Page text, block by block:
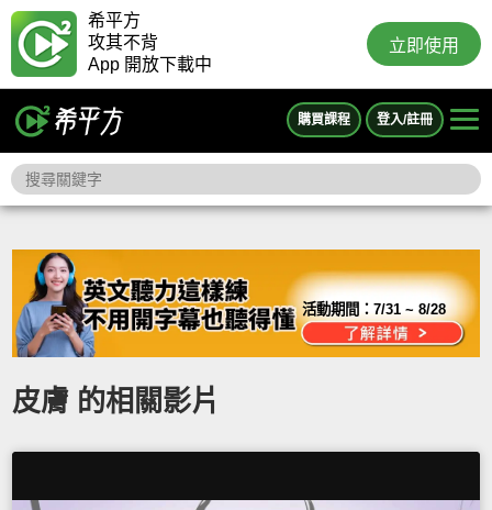
希平方
攻其不背
App 開放下載中
立即使用
購買課程 登入/註冊
活動期間：7/31 ~ 8/28
皮膚 的相關影片